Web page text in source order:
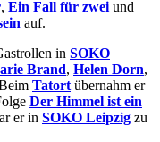
, Ein Fall für zwei und
auf.
in SOKO
Brand, Helen Dorn,
Tatort übernahm er
Der Himmel ist ein
er in SOKO Leipzig zu